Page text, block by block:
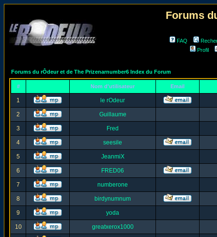
Forums
FAQ
Profil
Forums du rÔdeur et de The Prizenarnumber6 Index du Forum
# Nom d'utilisateur Email
1 le rOdeur
2 Guillaume
3 Fred
4 seesile
5 JeanmiX
6 FRED06
7 numberone
8 birdynumnum
9 yoda
10 greatxerox1000